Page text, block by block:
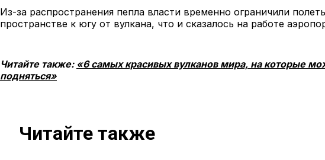
Из-за распространения пепла власти временно ограничили
пространстве к югу от вулкана, что и сказалось на работе
Читайте также: «6 самых красивых вулканов мира, на которые
подняться»
Читайте также